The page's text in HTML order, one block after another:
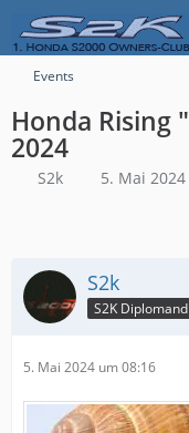
Events
Honda Rising
2024
S2k 5. Mai
S2k
S2K Diplomand
5. Mai 2024 um 08:16